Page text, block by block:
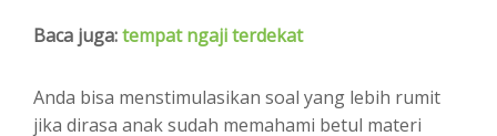
Baca juga:tempat ngaji terdekat
Anda bisa menstimulasikan soal yang lebih rumit
jika dirasa anak sudah memahami betul materi